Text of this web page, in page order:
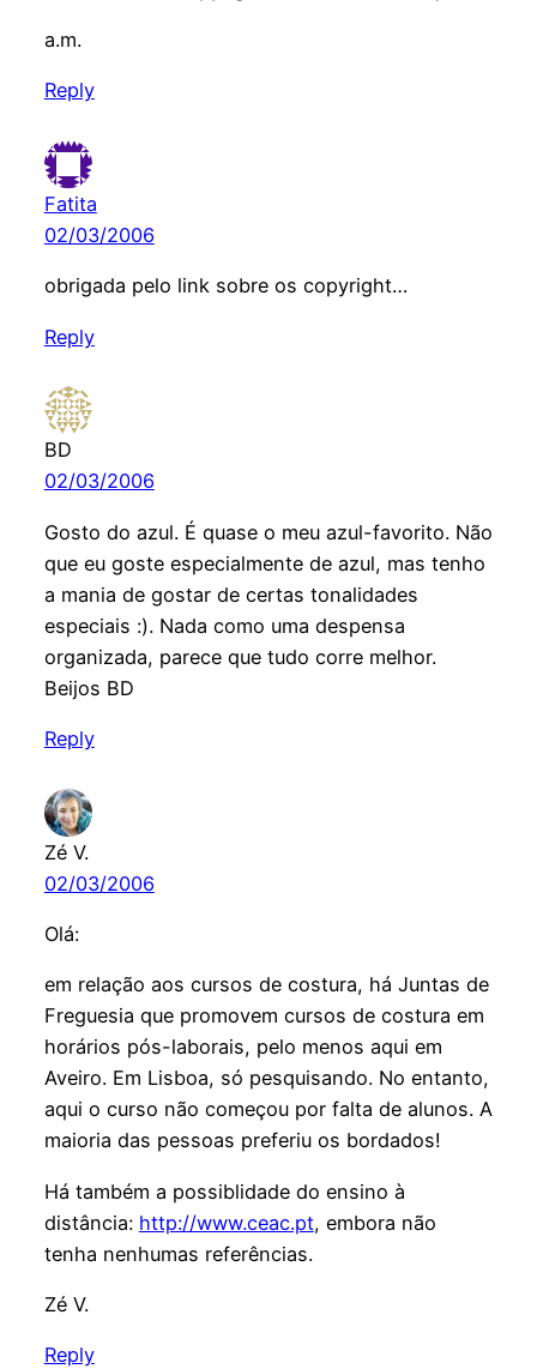
a.m.
Reply
Fatita
02/03/2006
obrigada pelo link sobre os copyright…
Reply
BD
02/03/2006
Gosto do azul. É quase o meu azul-favorito. Não
que eu goste especialmente de azul, mas tenho
a mania de gostar de certas tonalidades
especiais :). Nada como uma despensa
organizada, parece que tudo corre melhor.
Beijos BD
Reply
Zé V.
02/03/2006
Olá:
em relação aos cursos de costura, há Juntas de
Freguesia que promovem cursos de costura em
horários pós-laborais, pelo menos aqui em
Aveiro. Em Lisboa, só pesquisando. No entanto,
aqui o curso não começou por falta de alunos. A
maioria das pessoas preferiu os bordados!
Há também a possiblidade do ensino à
distância: http://www.ceac.pt, embora não
tenha nenhumas referências.
Zé V.
Reply